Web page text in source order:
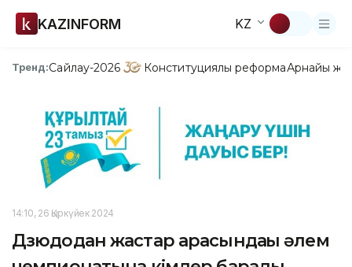
KAZINFORM KZ
Тренд:Сайлау-2026 Конституциялық реформаАрнайы
14:10, 26 Қыркүйек 2024
Дзюдодан жастар арасындағы әлем